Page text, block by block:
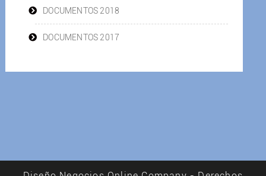
DOCUMENTOS 2018
DOCUMENTOS 2017